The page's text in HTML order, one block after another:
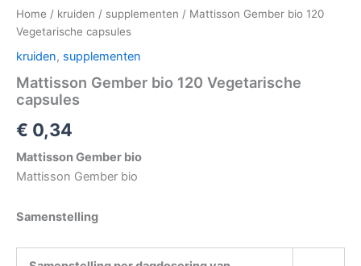
Home / kruiden / supplementen / Mattisson Gember bio 120
Vegetarische capsules
kruiden, supplementen
Mattisson Gember bio 120 Vegetarische
capsules
€ 0,34
Mattisson Gember bio
Mattisson Gember bio
Samenstelling